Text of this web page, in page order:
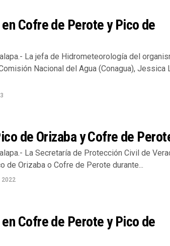
Cofre de Perote y Pico de
La jefa de Hidrometeorología del
Nacional del Agua (Conagua), Jessica
de Orizaba y Cofre de
La Secretaría de Protección Civil de
de Orizaba o Cofre de Perote durante...
2022
Cofre de Perote y Pico de